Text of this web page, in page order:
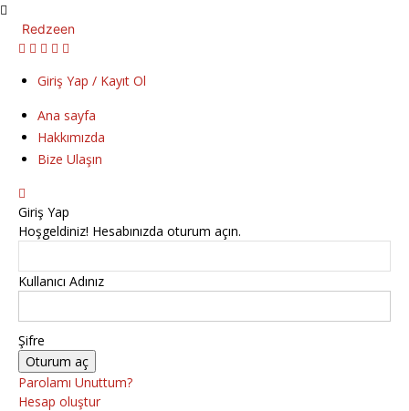
Redzeen
Giriş Yap / Kayıt Ol
Ana sayfa
Hakkımızda
Bize Ulaşın
Giriş Yap
Hoşgeldiniz! Hesabınızda oturum açın.
Kullanıcı Adınız
Şifre
Parolamı Unuttum?
Hesap oluştur